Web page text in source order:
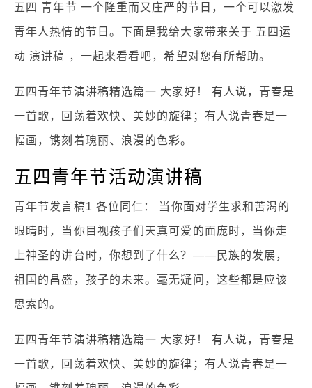
五四 青年节 一个隆重而又庄严的节日，一个可以激发
青年人热情的节日。下面是我给大家带来关于 五四运
动 演讲稿 ，一起来看看吧，希望对您有所帮助。
五四青年节演讲稿精选篇一 大家好！ 有人说，青春是
一首歌，回荡着欢快、美妙的旋律；有人说青春是一
幅画，镌刻着瑰丽、浪漫的色彩。
五四青年节活动演讲稿
青年节发言稿1 各位同仁： 当你面对学生求和苦渴的
眼睛时，当你目视孩子们天真可爱的面庞时，当你走
上神圣的讲台时，你想到了什么？——民族的发展，
祖国的昌盛，孩子的未来。毫无疑问，这些都是应该
思索的。
五四青年节演讲稿精选篇一 大家好！ 有人说，青春是
一首歌，回荡着欢快、美妙的旋律；有人说青春是一